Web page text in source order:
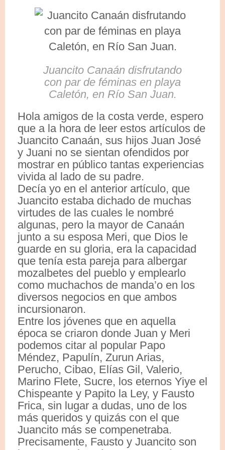
Juancito Canaán disfrutando
con par de féminas en playa
Caletón, en Río San Juan.
Hola amigos de la costa verde, espero
que a la hora de leer estos artículos de
Juancito Canaán, sus hijos Juan José
y Juani no se sientan ofendidos por
mostrar en público tantas experiencias
vivida al lado de su padre.
Decía yo en el anterior artículo, que
Juancito estaba dichado de muchas
virtudes de las cuales le nombré
algunas, pero la mayor de Canaán
junto a su esposa Meri, que Dios le
guarde en su gloria, era la capacidad
que tenía esta pareja para albergar
mozalbetes del pueblo y emplearlo
como muchachos de manda’o en los
diversos negocios en que ambos
incursionaron.
Entre los jóvenes que en aquella
época se criaron donde Juan y Meri
podemos citar al popular Papo
Méndez, Papulín, Zurun Arias,
Perucho, Cibao, Elías Gil, Valerio,
Marino Flete, Sucre, los eternos Yiye el
Chispeante y Papito la Ley, y Fausto
Frica, sin lugar a dudas, uno de los
más queridos y quizás con el que
Juancito más se compenetraba.
Precisamente, Fausto y Juancito son